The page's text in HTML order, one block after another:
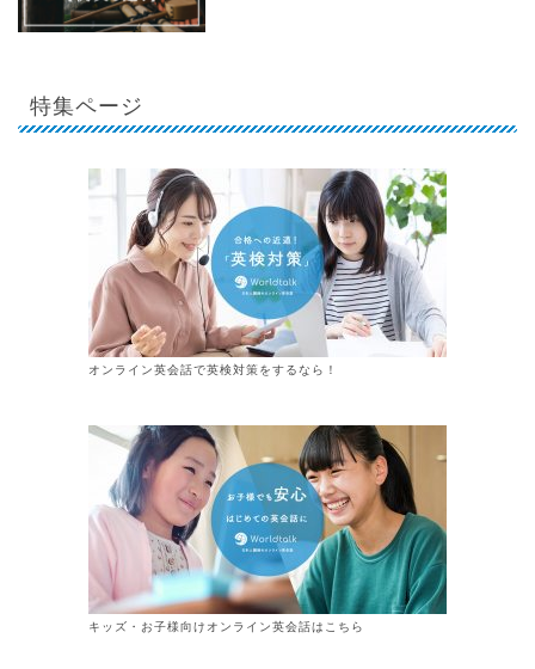
特集ページ
オンライン英会話で英検対策をするなら！
キッズ・お子様向けオンライン英会話はこちら